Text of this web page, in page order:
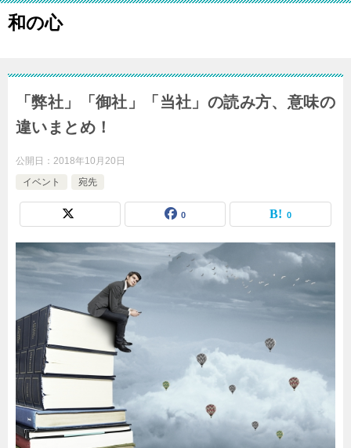
和の心
「弊社」「御社」「当社」の読み方、意味の
違いまとめ！
公開日： 2018年10月20日
イベント
宛先
0 0